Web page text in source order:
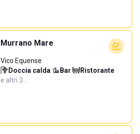
Murrano Mare
Vico Equense
Doccia calda· Bar· Ristorante·
e altri 3…